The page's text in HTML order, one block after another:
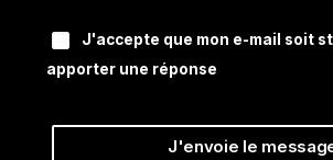
J'accepte que mon e-mail soit
apporter une réponse